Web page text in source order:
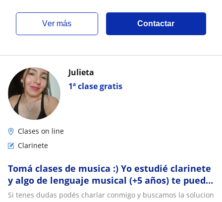
ver más Contactar
1ª clase gratis
Julieta
Clases on line
Clarinete
Tomá clases de musica :) Yo estudié clarinete
y algo de lenguaje musical (+5 años) te puedo
ayudar
Si tenes dudas podés charlar conmigo y buscamos la solucion